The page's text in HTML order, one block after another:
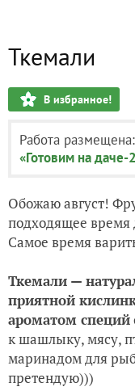
Ткемали
В избранное!
Работа размещена:
«Готовим на
Обожаю август!
подходящее время
Самое время
Ткемали —
приятной
ароматом специй
к шашлыку, мясу,
маринадом для
претендую)))